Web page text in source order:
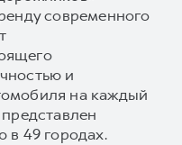
современного
и
на каждый
в 49 городах.